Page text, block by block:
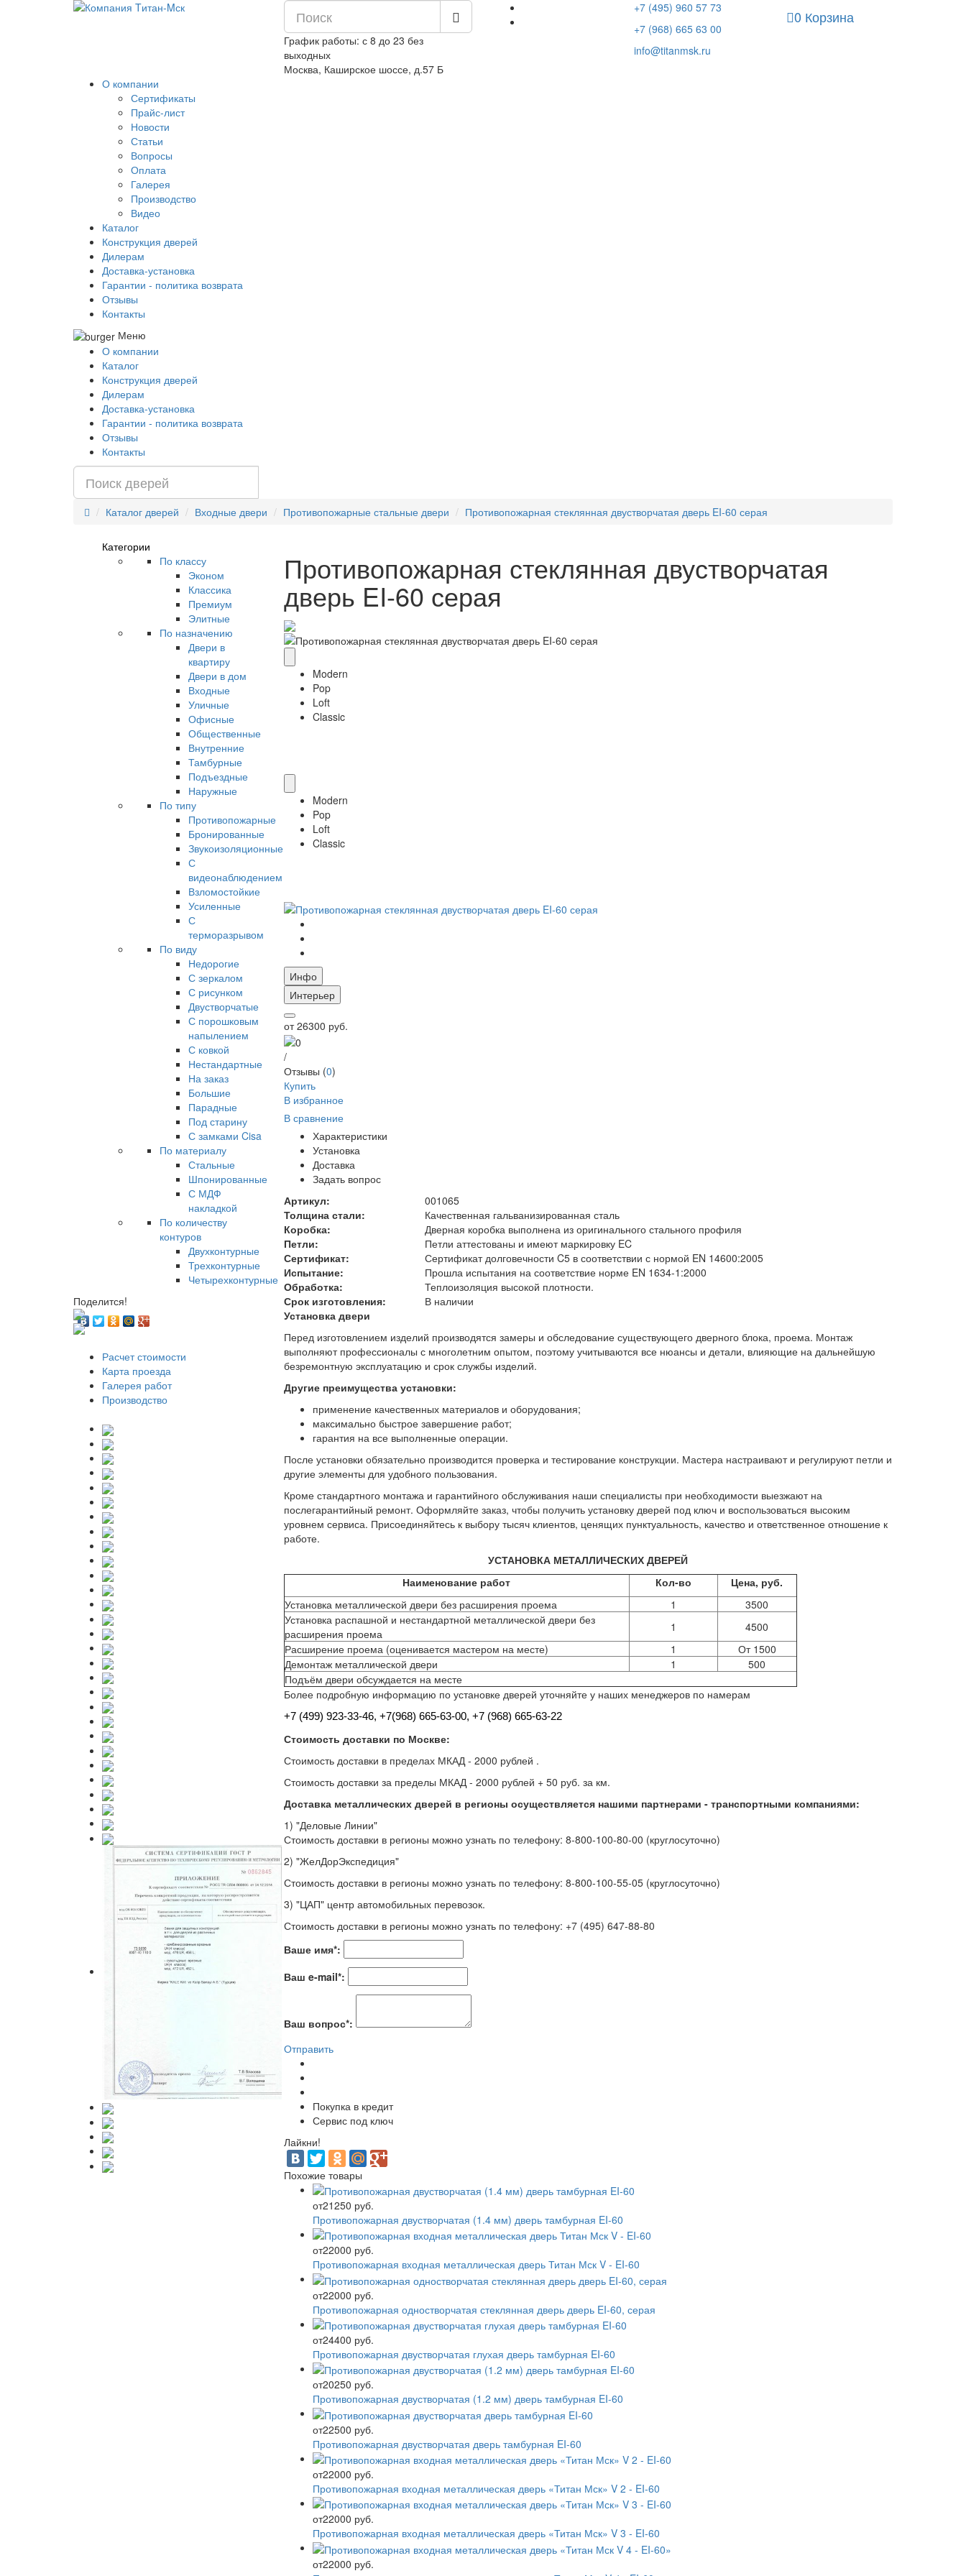
График работы: с 8 до 23 без
выходных
Москва, Каширское шоссе, д.57 Б
+7 (495) 960 57 73
+7 (968) 665 63 00
info@titanmsk.ru
0 Корзина
О компании
Сертификаты
Прайс-лист
Новости
Статьи
Вопросы
Оплата
Галерея
Производство
Видео
Каталог
Конструкция дверей
Дилерам
Доставка-установка
Гарантии - политика возврата
Отзывы
Контакты
Меню
О компании
Каталог
Конструкция дверей
Дилерам
Доставка-установка
Гарантии - политика возврата
Отзывы
Контакты
Каталог дверей Входные двери Противопожарные стальные двери Противопожарная стеклянная двустворчатая дверь EI-60 серая
Категории
По классу
Эконом
Классика
Премиум
Элитные
По назначению
Двери в
квартиру
Двери в дом
Входные
Уличные
Офисные
Общественные
Внутренние
Тамбурные
Подъездные
Наружные
По типу
Противопожарные
Бронированные
Звукоизоляционные
С
видеонаблюдением
Взломостойкие
Усиленные
С
терморазрывом
По виду
Недорогие
С зеркалом
С рисунком
Двустворчатые
С порошковым
напылением
С ковкой
Нестандартные
На заказ
Большие
Парадные
Под старину
С замками Cisa
По материалу
Стальные
Шпонированные
С МДФ
накладкой
По количеству
контуров
Двухконтурные
Трехконтурные
Четырехконтурные
Поделится!
Расчет стоимости
Карта проезда
Галерея работ
Производство
Противопожарная стеклянная двустворчатая
дверь EI-60 серая
Modern
Pop
Loft
Classic
Modern
Pop
Loft
Classic
Инфо
Интерьер
от 26300 руб.
/
Отзывы (0)
Купить
В избранное
В сравнение
Характеристики
Установка
Доставка
Задать вопрос
Артикул:
001065
Толщина стали:
Качественная гальванизированная сталь
Коробка:
Дверная коробка выполнена из оригинального стального профиля
Петли:
Петли аттестованы и имеют маркировку EC
Сертификат:
Сертификат долговечности C5 в соответствии с нормой EN 14600:2005
Испытание:
Прошла испытания на соответствие норме EN 1634-1:2000
Обработка:
Теплоизоляция высокой плотности.
Срок изготовления:
В наличии
Установка двери
Перед изготовлением изделий производятся замеры и обследование существующего дверного блока, проема. Монтаж
выполняют профессионалы с многолетним опытом, поэтому учитываются все нюансы и детали, влияющие на дальнейшую
безремонтную эксплуатацию и срок службы изделий.
Другие преимущества установки:
применение качественных материалов и оборудования;
максимально быстрое завершение работ;
гарантия на все выполненные операции.
После установки обязательно производится проверка и тестирование конструкции. Мастера настраивают и регулируют петли и
другие элементы для удобного пользования.
Кроме стандартного монтажа и гарантийного обслуживания наши специалисты при необходимости выезжают на
послегарантийный ремонт. Оформляйте заказ, чтобы получить установку дверей под ключ и воспользоваться высоким
уровнем сервиса. Присоединяйтесь к выбору тысяч клиентов, ценящих пунктуальность, качество и ответственное отношение к
работе.
УСТАНОВКА МЕТАЛЛИЧЕСКИХ ДВЕРЕЙ
Наименование работ
Кол-во
Цена, руб.
Установка металлической двери без расширения проема
1
3500
Установка распашной и нестандартной металлической двери без
расширения проема
1
4500
Расширение проема (оценивается мастером на месте)
1
От 1500
Демонтаж металлической двери
1
500
Подъём двери обсуждается на месте
Более подробную информацию по установке дверей уточняйте у наших менеджеров по намерам
+7 (499) 923-33-46, +7(968) 665-63-00, +7 (968) 665-63-22
Стоимость доставки по Москве:
Стоимость доставки в пределах МКАД - 2000 рублей .
Стоимость доставки за пределы МКАД - 2000 рублей + 50 руб. за км.
Доставка металлических дверей в регионы осуществляется нашими партнерами - транспортными компаниями:
1) "Деловые Линии"
Стоимость доставки в регионы можно узнать по телефону: 8-800-100-80-00 (круглосуточно)
2) "ЖелДорЭкспедиция"
Стоимость доставки в регионы можно узнать по телефону: 8-800-100-55-05 (круглосуточно)
3) "ЦАП" центр автомобильных перевозок.
Стоимость доставки в регионы можно узнать по телефону: +7 (495) 647-88-80
Ваше имя*:
Ваш e-mail*:
Ваш вопрос*:
Отправить
Покупка в кредит
Сервис под ключ
Лайкни!
Похожие товары
от21250 руб.
Противопожарная двустворчатая (1.4 мм) дверь тамбурная EI-60
от22000 руб.
Противопожарная входная металлическая дверь Титан Мск V - EI-60
от22000 руб.
Противопожарная одностворчатая стеклянная дверь дверь EI-60, серая
от24400 руб.
Противопожарная двустворчатая глухая дверь тамбурная EI-60
от20250 руб.
Противопожарная двустворчатая (1.2 мм) дверь тамбурная EI-60
от22500 руб.
Противопожарная двустворчатая дверь тамбурная EI-60
от22000 руб.
Противопожарная входная металлическая дверь «Титан Мск» V 2 - EI-60
от22000 руб.
Противопожарная входная металлическая дверь «Титан Мск» V 3 - EI-60
от22000 руб.